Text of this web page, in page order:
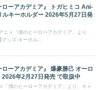
ローアカデミア』 トガヒミコ Ani-
キーホルダー 2026年5月27日発
ニメ「僕のヒーローアカデミア」より、
ッズ-キーホル...
ーアカデミア』 爆豪勝己 オーロ
2026年2月27日発売 で取扱中
「僕のヒーローアカデミア」より、キャ